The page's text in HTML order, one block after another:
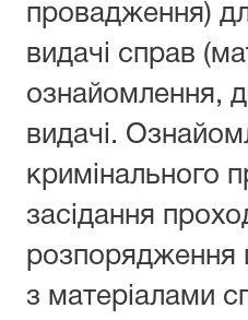
провадження)
видачі справ
ознайомлення,
видачі.
кримінального
засідання
розпорядження
з матеріалами